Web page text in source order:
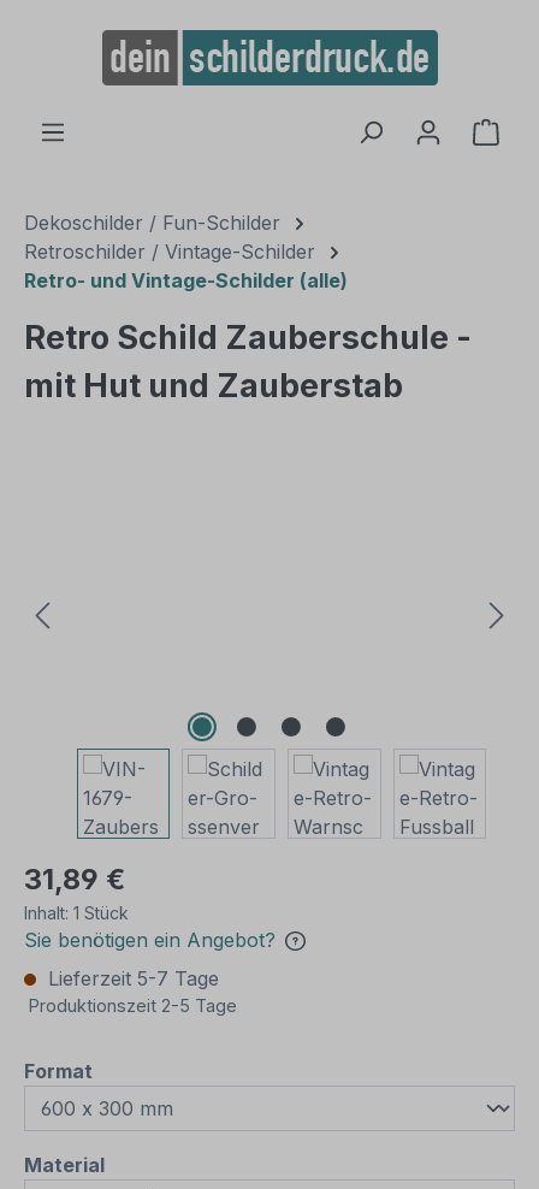
springen
Dekoschilder / Fun-Schilder
Retroschilder / Vintage-Schilder
Retro- und Vintage-Schilder (alle)
Retro Schild Zauberschule -
mit Hut und Zauberstab
31,89 €
Inhalt: 1 Stück
Sie benötigen ein Angebot?
Lieferzeit 5-7 Tage
Produktionszeit 2-5 Tage
Format
Materialauswählen